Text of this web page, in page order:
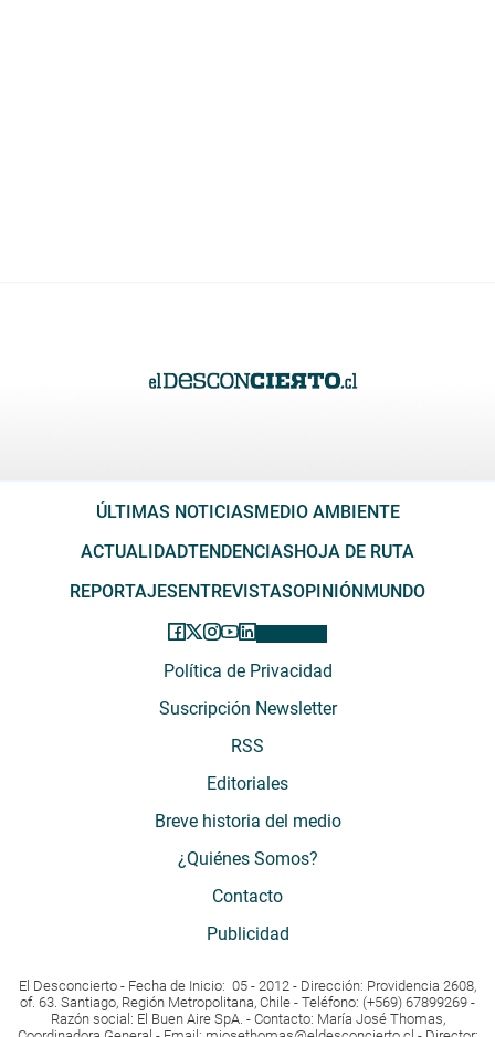
ÚLTIMAS NOTICIAS MEDIO AMBIENTE
ACTUALIDADTENDENCIAS HOJA DE RUTA
REPORTAJES ENTREVISTASOPINIÓN MUNDO
Política de Privacidad
Suscripción Newsletter
RSS
Editoriales
Breve historia del medio
¿Quiénes Somos?
Contacto
Publicidad
El Desconcierto - Fecha de Inicio: 05 - 2012 - Dirección: Providencia 2608,
of. 63. Santiago, Región Metropolitana, Chile - Teléfono: (+569) 67899269 -
Razón social: El Buen Aire SpA. - Contacto: María José Thomas,